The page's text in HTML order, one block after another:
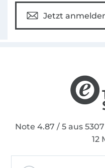
Jetzt
Note 4.87 / 5 aus
12